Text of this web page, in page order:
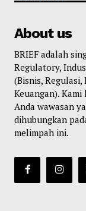
About us
BRIEF adalah
Regulatory,
(Bisnis,
Keuangan).
Anda wawasan
dihubungkan
melimpah ini.